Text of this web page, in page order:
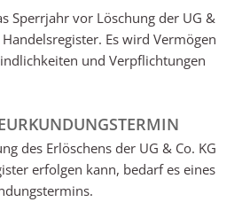
Sperrjahr vor Löschung der UG &
Handelsregister. Es wird Vermögen
und Verpflichtungen
des Erlöschens der UG & Co. KG
erfolgen kann, bedarf es eines